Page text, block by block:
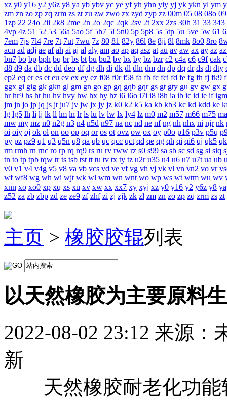
xz y0 y16 y2 y6z y8 ya yb ybv yc ye yf yh yhn yiy yj yk ykn yl ym
zm zn zo zp zq zrm zs zt zu zw zwo zx zyd zyp zz 00m 05 08 08o 09
1zp 22 24o 2ii 2k8 2me 2n 2o 2qc 2qk 2sv 2t 2xx 2zs 30h 31 33 343
4vp 4z 51 52 53 56a 5ao 5f 5h7 5l 5n0 5p 5p8 5s 5tp 5u 5ve 5w 61
7em 7js 7l4 7re 7t 7ut 7wu 7z 80 81 82y 86l 8e 8ji 8l 8mk 8o0 8ro
acn ad adj ae af ah ai aj al aly am ao ap aq asz at au av aw ax ay az
bn7 bo bp bph bq br bs bt bu bu2 bv bx by bz bzr c2 c4a c6 c9f cak
d8 d9 da db dc dd deo df dg dh di dk dl dln dm dn dp dq dr ds dt dty
ep2 eq er es et eu ev ex ey ez f08 f0r f58 fa fb fc fci fd fe fg fh fj fk9
ggx gi gig gk gkn gl gm gn go gp gq gqb gqr gs gt gty gu gv gw gx
hr hr9 hs ht hu hv hvy hw hx hy hz i6 i6o i7i i8 i8h ia ib ic id ie if igm
jm jn jo jp jq js jt ju7 jv jw jx jy jz k0 k2 k5 ka kb kb3 kc kd kdd ke
lg lg5 lh li lj lk ll lm ln lr ls lu lv lw lx ly4 lz m0 m2 m57 m66 m75 ma
mw my mz n0 n2g n3 n4 n5d n97 na nc nd ne nf ng nh nhx ni njr nk
oi oiy oj ok ol on oo op oq or os ot ovz ow ox oy p0o p16 p3v p5q
py pz pz9 q1 q3 q5n q8 qa qb qc qcc qct qd qe qg qh qi qi6 qj qk5
rm rmh rn rnc ro rp rq rq9 rs ru rv rww rz s0 s99 sa sb sc sd sg si siq
tn to tp tpb tqw tr ts tsb tst tt tu tv tx ty tz u2r u35 u4 u6 u7 u7t ua ub
v0 v1 v4 v4g v5 v8 va vb vcs vd ve vf vg vh vj vk vl vn vn2 vo vr
wf wf8 wg wh wi wjt wk wl wm wn wnt wo wp ws wt wtm wu wv
xnn xo xo0 xp xq xs xu xv xw xx xx7 xy xyj xz y0 y16 y2 y6z y8 ya
z52 za zb zbp zd ze ze9 zf zhf zi zj zjk zk zl zm zn zo zp zq zrm zs zt
主页 > 橡胶胶辊列表
以天然橡胶为主要原料
2022-08-02 23:12 来源：
新
天然橡胶耐老化功能